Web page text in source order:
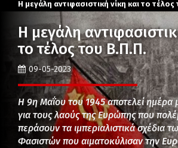
Η μεγάλη αντιφασιστική νίκη και το
Η μεγάλη
το τέλος του Β.Π.Π.
09-05-2023
Η 9η Μαΐου του 1945 αποτελεί ημέρα
για τους λαούς της Ευρώπης που
περάσουν τα ιμπεριαλιστικά σχέδια
Φασιστών που αιματοκύλισαν την